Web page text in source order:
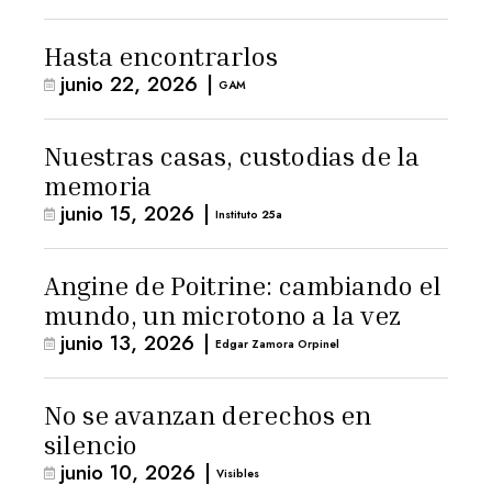
Hasta encontrarlos
junio 22, 2026 | GAM
Nuestras casas, custodias de la
memoria
junio 15, 2026 | Instituto 25a
Angine de Poitrine: cambiando el
mundo, un microtono a la vez
junio 13, 2026 | Edgar Zamora Orpinel
No se avanzan derechos en
silencio
junio 10, 2026 | Visibles